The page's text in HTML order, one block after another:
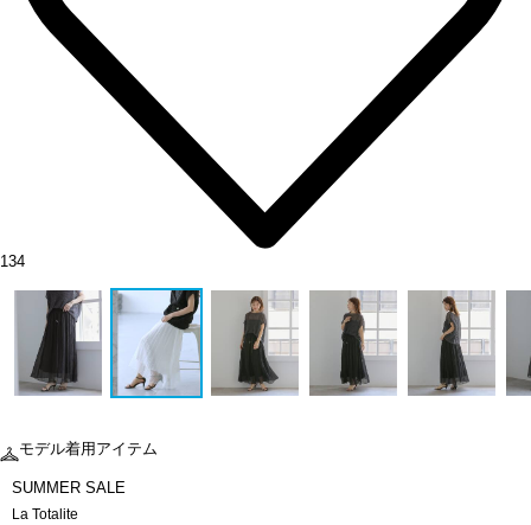
134
モデル着用アイテム
SUMMER SALE
La Totalite